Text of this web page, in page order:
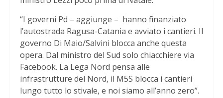
“I governi Pd – aggiunge – hanno finanziato
l’autostrada Ragusa-Catania e avviato i cantieri. Il
governo Di Maio/Salvini blocca anche questa
opera. Dal ministro del Sud solo chiacchiere via
Facebook. La Lega Nord pensa alle
infrastrutture del Nord, il M5S blocca i cantieri
lungo tutto lo stivale, e noi siamo all’anno zero”.